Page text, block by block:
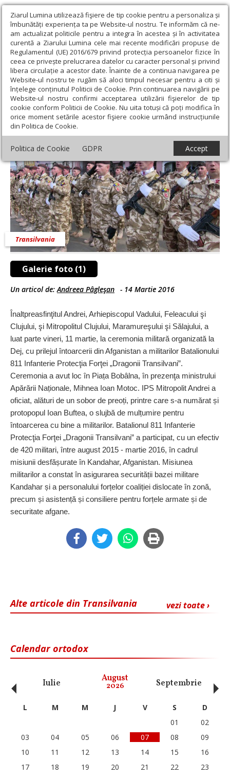
Ziarul Lumina utilizează fişiere de tip cookie pentru a personaliza și
îmbunătăți experiența ta pe Website-ul nostru. Te informăm că ne-
am actualizat politicile pentru a integra în acestea și în activitatea
curentă a Ziarului Lumina cele mai recente modificări propuse de
Regulamentul (UE) 2016/679 privind protecția persoanelor fizice în
ceea ce privește prelucrarea datelor cu caracter personal și privind
libera circulație a acestor date. Înainte de a continua navigarea pe
Website-ul nostru te rugăm să aloci timpul necesar pentru a citi și
înțelege conținutul Politicii de Cookie. Prin continuarea navigării pe
Website-ul nostru confirmi acceptarea utilizării fişierelor de tip
cookie conform Politicii de Cookie. Nu uita totuși că poți modifica în
orice moment setările acestor fişiere cookie urmând instrucțiunile
din Politica de Cookie.
Politica de Cookie GDPR Accept
Ziarul Lumina › Regionale › Transilvania › Te Deum pentru
militarii din Dej
Te Deum pentru militarii din Dej
Galerie foto (1)
Transilvania
Un articol de: Andreea Pâgleşan - 14 Martie 2016
Înaltpreasfinţitul Andrei, Arhiepiscopul Vadului, Feleacului şi
Clujului, şi Mitropolitul Clujului, Maramureşului şi Sălajului, a
luat parte vineri, 11 martie, la ceremonia militară organizată la
Dej, cu prilejul întoarcerii din Afganistan a militarilor Batalionului
811 Infanterie Protecţia Forţei „Dragonii Transilvani”.
Ceremonia a avut loc în Piața Bobâlna, în prezenţa ministrului
Apărării Naționale, Mihnea Ioan Motoc. IPS Mitropolit Andrei a
oficiat, alături de un sobor de preoți, printre care s-a numărat și
protopopul Ioan Buftea, o slujbă de mulțumire pentru
întoarcerea cu bine a militarilor. Batalionul 811 Infanterie
Protecţia Forţei „Dragonii Transilvani” a participat, cu un efectiv
de 420 militari, între august 2015 - martie 2016, în cadrul
misiunii desfășurate în Kandahar, Afganistan. Misiunea
militarilor a constat în asigurarea securității bazei militare
Kandahar și a personalului forțelor coaliției dislocate în zonă,
precum și asistență și consiliere pentru forțele armate și de
securitate afgane.
vezi toate ›
Alte articole din Transilvania
Calendar ortodox
Iulie August
2026 Septembrie
‹ L M M J V S
D
01
02
03
04 05 06 07 08
09
10
11 12 13 14 15
16
17
18 19 20 21 22
23